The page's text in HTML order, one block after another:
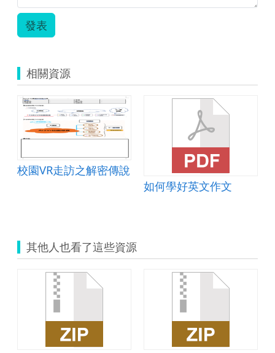
發表
相關資源
校園VR走訪之解密傳說
如何學好英文作文
其他人也看了這些資源